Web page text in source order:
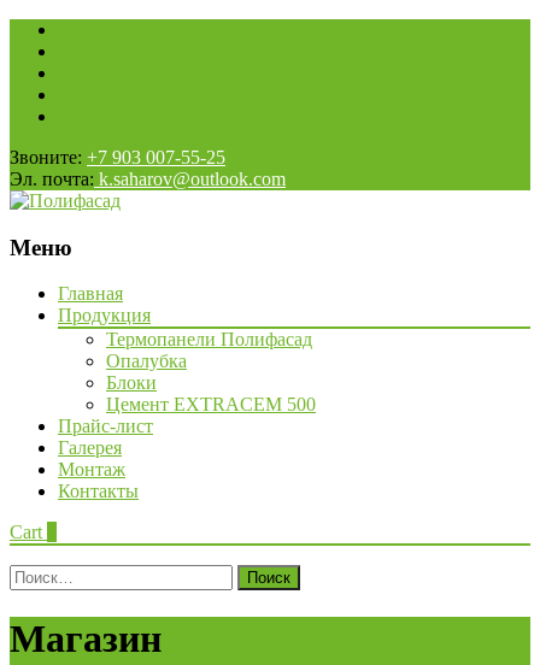
Звоните: +7 903 007-55-25
Эл. почта: k.saharov@outlook.com
Меню
НаверхГлавная
Продукция
Термопанели Полифасад
Опалубка
Блоки
Цемент EXTRACEM 500
Прайс-лист
Галерея
Монтаж
Контакты
Cart
Поиск
для:
Магазин